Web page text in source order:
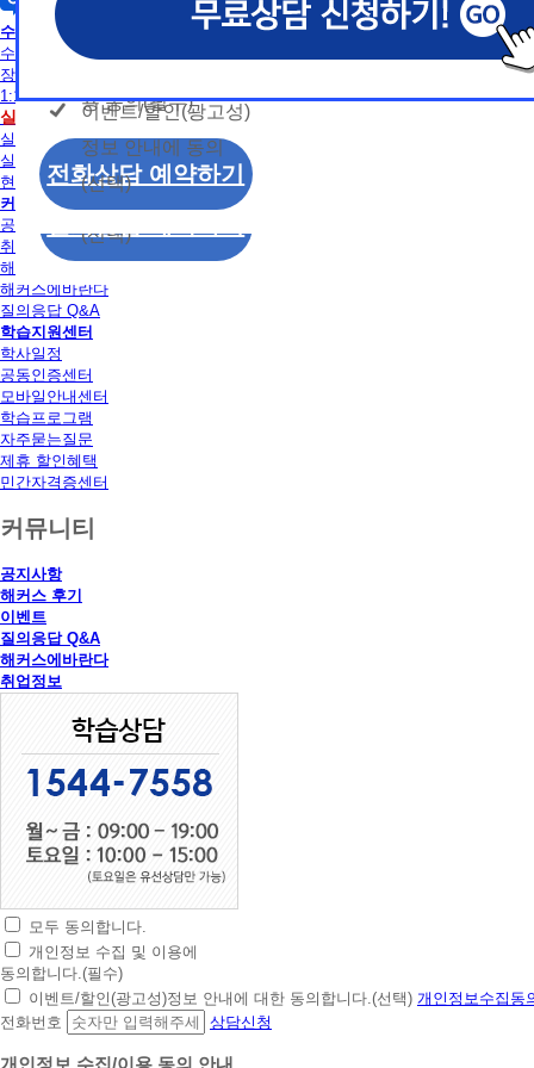
수강신청
수강신청
장바구니
1:1 문의
실습
수강신청
실습안내
실습장소 알아보기
현재 모집중인 실습일정
커뮤니티
공지사항
취업정보
해커스 후기
해커스에바란다
질의응답 Q&A
학습지원센터
학사일정
공동인증센터
모바일안내센터
학습프로그램
자주묻는질문
제휴 할인혜택
민간자격증센터
커뮤니티
공지사항
해커스 후기
이벤트
질의응답 Q&A
해커스에바란다
취업정보
초
간
편
상
담
모두 동의합니다.
개인정보 수집 및 이용에
동의합니다.(필수)
이벤트/할인(광고성)정보 안내에 대한 동의합니다.(선택) 개인정보수집동
전화번호
상담신청
개인정보 수집/이용
동의
개인정보 수집 및 이
용 동의(필수)
이벤트/할인(광고성)
정보 안내에 동의
(선택)
모두 동의합니다.
개인정보 수집 및 이
용 동의(필수)
이벤트/할인(광고성)
정보 안내에 동의
(선택)
전화상담 예약하기
신상품이나 이벤트, 최신 정보 안내 등 신청자의 취
는 최적의 서비스를 제공하기 위함.
(해커스교육그룹: 해커스인강, 해커스프랩, 해커스톡, 해커스
커스일본어, 해커스잡, 해커스금융, 해커스임용, 해커스공무
찰, 해커스소방, 해커스공인중개사, 해커스주택관리사, 해커스
2. (필수)이름, 휴대폰번호, 상담내용
(선택) 제출된 상담 문의 내용, 전화상담 과정에서 이용자가 상
3. 개인정보 보유/이용 기간: 법령상 정하는 경우
나 상담 시로부터 3년 이내 탈퇴하는 자의 경우, 소
만 또는 분쟁처리를 위해 3년간 보관합니다.
4. 신청자는 개인정보 수집·이용을 거부할 수 있습니다. 단,
에는 상담 신청이 제한됩니다.
신상품이나 이벤트, 최신 정보 안내 등 신청자의 취
는 최적의 서비스를 제공하기 위함.
(해커스교육그룹: 해커스인강, 해커스프랩, 해커스톡, 해커스
커스일본어, 해커스잡, 해커스금융, 해커스임용, 해커스공무
찰, 해커스소방, 해커스공인중개사, 해커스주택관리사, 해커스
2. (필수)이름, 휴대폰번호, 상담내용
(선택) 제출된 상담 문의 내용, 전화상담 과정에서 이용자가 상
3. 개인정보 보유/이용 기간: 법령상 정하는 경우
나 상담 시로부터 3년 이내 탈퇴하는 자의 경우, 소
만 또는 분쟁처리를 위해 3년간 보관합니다.
4. 신청자는 개인정보 수집·이용을 거부할 수 있습니다. 단,
에는 상담 신청이 제한됩니다.
신상품이나 이벤트, 최신 정보 안내 등 신청자의 취
는 최적의 서비스를 제공하기 위함.
(해커스교육그룹: 해커스인강, 해커스프랩, 해커스톡, 해커스
커스일본어, 해커스잡, 해커스금융, 해커스임용, 해커스공무
찰, 해커스소방, 해커스공인중개사, 해커스주택관리사, 해커스
2. (필수)이름, 휴대폰번호, 상담내용
(선택) 제출된 상담 문의 내용, 전화상담 과정에서 이용자가 상
3. 개인정보 보유/이용 기간: 법령상 정하는 경우
나 상담 시로부터 3년 이내 탈퇴하는 자의 경우, 소
만 또는 분쟁처리를 위해 3년간 보관합니다.
4. 신청자는 개인정보 수집·이용을 거부할 수 있습니다. 단,
에는 상담 신청이 제한됩니다.